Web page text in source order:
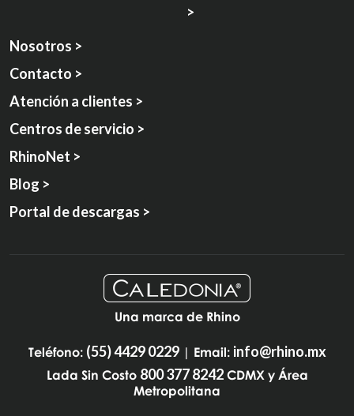
>
Nosotros >
Contacto >
Atención a clientes >
Centros de servicio >
RhinoNet >
Blog >
Portal de descargas >
Una marca de Rhino
Teléfono: (55) 4429 0229| Email: info@rhino.mx
Lada Sin Costo 800 377 8242CDMX y Área
Metropolitana